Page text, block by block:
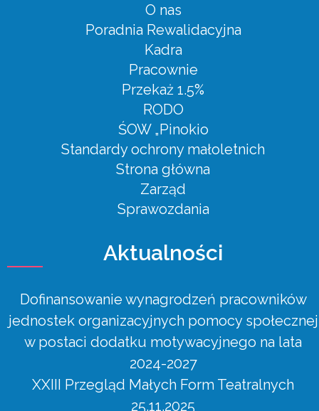
O nas
Poradnia Rewalidacyjna
Kadra
Pracownie
Przekaż 1.5%
RODO
ŚOW „Pinokio
Standardy ochrony małoletnich
Strona główna
Zarząd
Sprawozdania
Aktualności
Dofinansowanie wynagrodzeń pracowników
jednostek organizacyjnych pomocy społecznej
w postaci dodatku motywacyjnego na lata
2024-2027
XXIII Przegląd Małych Form Teatralnych
25.11.2025